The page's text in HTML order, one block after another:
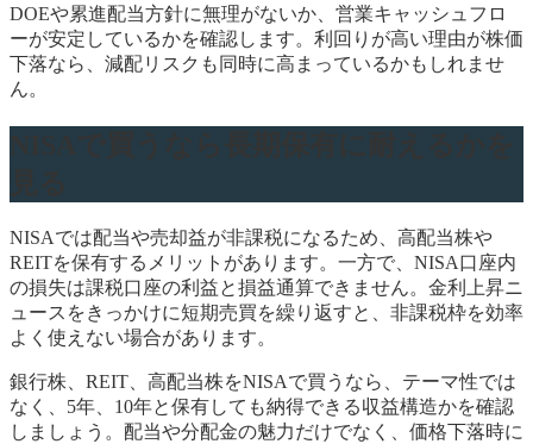
DOEや累進配当方針に無理がないか、営業キャッシュフロ
ーが安定しているかを確認します。利回りが高い理由が株価
下落なら、減配リスクも同時に高まっているかもしれませ
ん。
NISAでは配当や売却益が非課税になるため、高配当株や
REITを保有するメリットがあります。一方で、NISA口座内
の損失は課税口座の利益と損益通算できません。金利上昇ニ
ュースをきっかけに短期売買を繰り返すと、非課税枠を効率
よく使えない場合があります。
銀行株、REIT、高配当株をNISAで買うなら、テーマ性では
なく、5年、10年と保有しても納得できる収益構造かを確認
しましょう。配当や分配金の魅力だけでなく、価格下落時に